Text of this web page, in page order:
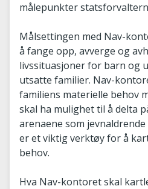
målepunkter
Målsettingen med Nav-
å fange opp, avverge og
livssituasjoner for barn og
utsatte familier. Nav-
familiens materielle behov
skal ha mulighet til å delta
arenaene som
er et viktig verktøy for å
behov.
Hva Nav-kontoret skal